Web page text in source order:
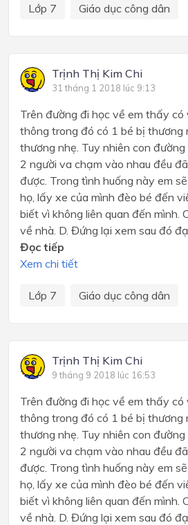
Lớp 7 Giáo dục công dân
Trịnh Thị Kim Chi
31 tháng 1 2018 lúc 9:13
Trên đường đi học về em thấy có
thông trong đó có 1 bé bị thương
thương nhẹ. Tuy nhiên con
2 người va chạm vào nhau đều
được. Trong tình huống này em
họ, lấy xe của mình đèo bé đến
biết vì không liên quan đến mình.
về nhà. D. Đứng lại xem sau đó
Đọc tiếp
Xem chi tiết
Lớp 7 Giáo dục công dân
Trịnh Thị Kim Chi
9 tháng 9 2018 lúc 16:53
Trên đường đi học về em thấy có
thông trong đó có 1 bé bị thương
thương nhẹ. Tuy nhiên con
2 người va chạm vào nhau đều
được. Trong tình huống này em
họ, lấy xe của mình đèo bé đến
biết vì không liên quan đến mình.
về nhà. D. Đứng lại xem sau đó